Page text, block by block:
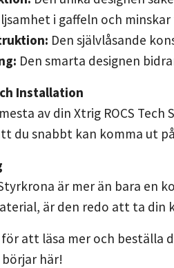
i gaffeln och
Den självlåsande
Den smarta designen
Installation
av din Xtrig ROCS
du snabbt kan komma ut
är mer än bara en
är den redo att ta din
för att läsa mer och beställa
här!